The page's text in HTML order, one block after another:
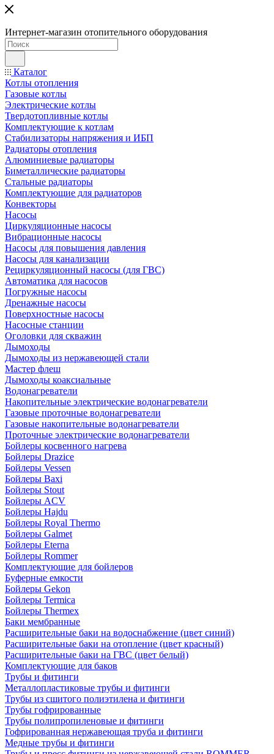
Интернет-магазин отопительного оборудования
Каталог
Котлы отопления
Газовые котлы
Электрические котлы
Твердотопливные котлы
Комплектующие к котлам
Стабилизаторы напряжения и ИБП
Радиаторы отопления
Алюминиевые радиаторы
Биметаллические радиаторы
Стальные радиаторы
Комплектующие для радиаторов
Конвекторы
Насосы
Циркуляционные насосы
Вибрационные насосы
Насосы для повышения давления
Насосы для канализации
Рециркуляционный насосы (для ГВС)
Автоматика для насосов
Погружные насосы
Дренажные насосы
Поверхностные насосы
Насосные станции
Оголовки для скважин
Дымоходы
Дымоходы из нержавеющей стали
Мастер флеш
Дымоходы коаксиальные
Водонагреватели
Накопительные электрические водонагреватели
Газовые проточные водонагреватели
Газовые накопительные водонагреватели
Проточные электрические водонагреватели
Бойлеры косвенного нагрева
Бойлеры Drazice
Бойлеры Vessen
Бойлеры Baxi
Бойлеры Stout
Бойлеры ACV
Бойлеры Hajdu
Бойлеры Royal Thermo
Бойлеры Galmet
Бойлеры Eterna
Бойлеры Rommer
Комплектующие для бойлеров
Буферные емкости
Бойлеры Gekon
Бойлеры Termica
Бойлеры Thermex
Баки мембранные
Расширительные баки на водоснабжение (цвет синий)
Расширительные баки на отопление (цвет красный)
Расширительные баки на ГВС (цвет белый)
Комплектующие для баков
Трубы и фитинги
Металлопластиковые трубы и фитинги
Трубы из сшитого полиэтилена и фитинги
Трубы гофрированные
Трубы полипропиленовые и фитинги
Гофрированная нержавеющая труба и фитинги
Медные трубы и фитинги